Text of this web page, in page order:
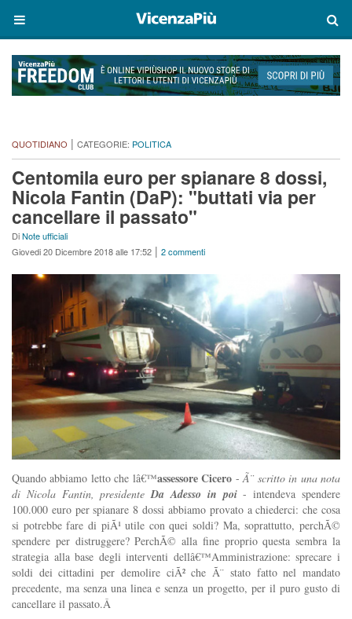
QUOTIDIANO | CATEGORIE: POLITICA
Centomila euro per spianare 8 dossi,
Nicola Fantin (DaP): "buttati via per
cancellare il passato"
DiNote ufficiali
Giovedi 20 Dicembre 2018 alle 17:52 | 2 commenti
Quando abbiamo letto che lâ€™assessore Cicero -Ã¨ scritto in una nota
di Nicola Fantin, presidente Da Adesso in poi - intendeva spendere
100.000 euro per spianare 8 dossi abbiamo provato a chiederci: che cosa
si potrebbe fare di piÃ¹ utile con quei soldi? Ma, soprattutto, perchÃ©
spendere per distruggere? PerchÃ© alla fine proprio questa sembra la
strategia alla base degli interventi dellâ€™Amministrazione: sprecare i
soldi dei cittadini per demolire ciÃ² che Ã¨ stato fatto nel mandato
precedente, ma senza una linea e senza un progetto, per il puro gusto di
cancellare il passato.Â